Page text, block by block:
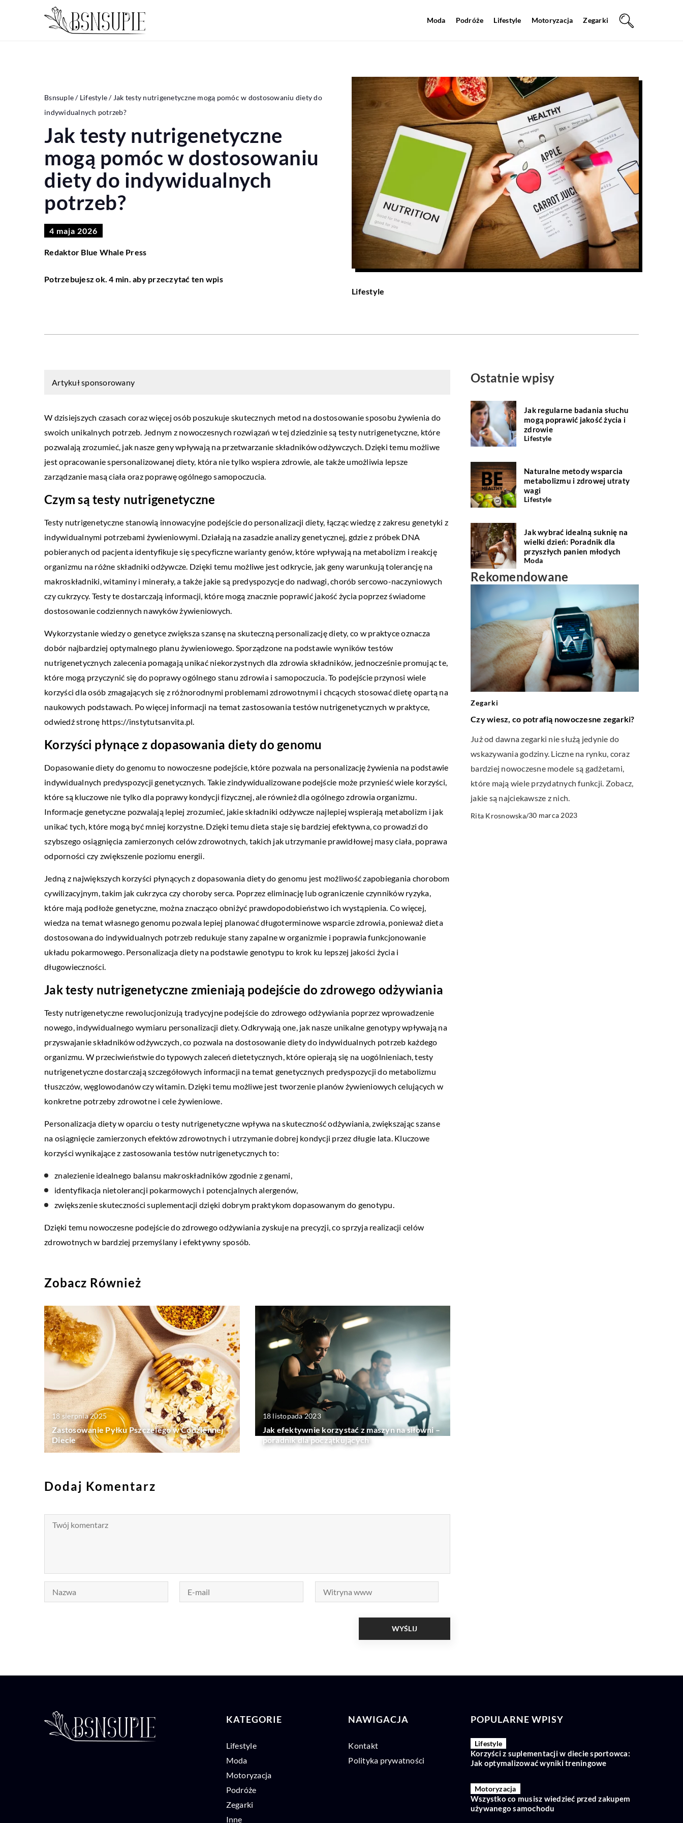
Moda Podróże Lifestyle Motoryzacja Zegarki
Bsnsuple/ Lifestyle/ Jak testy nutrigenetyczne mogą pomóc w dostosowaniu diety do
indywidualnych potrzeb?
Jak testy nutrigenetyczne
mogą pomóc w dostosowaniu
diety do indywidualnych
potrzeb?
4 maja 2026
Redaktor Blue Whale Press
Potrzebujesz ok. 4 min. aby przeczytać ten wpis
Lifestyle
Artykuł sponsorowany
W dzisiejszych czasach coraz więcej osób poszukuje skutecznych metod na dostosowanie sposobu żywienia do
swoich unikalnych potrzeb. Jednym z nowoczesnych rozwiązań w tej dziedzinie są testy nutrigenetyczne, które
pozwalają zrozumieć, jak nasze geny wpływają na przetwarzanie składników odżywczych. Dzięki temu możliwe
jest opracowanie spersonalizowanej diety, która nie tylko wspiera zdrowie, ale także umożliwia lepsze
zarządzanie masą ciała oraz poprawę ogólnego samopoczucia.
Czym są testy nutrigenetyczne
Testy nutrigenetyczne stanowią innowacyjne podejście do personalizacji diety, łącząc wiedzę z zakresu genetyki z
indywidualnymi potrzebami żywieniowymi. Działają na zasadzie analizy genetycznej, gdzie z próbek DNA
pobieranych od pacjenta identyfikuje się specyficzne warianty genów, które wpływają na metabolizm i reakcję
organizmu na różne składniki odżywcze. Dzięki temu możliwe jest odkrycie, jak geny warunkują tolerancję na
makroskładniki, witaminy i minerały, a także jakie są predyspozycje do nadwagi, chorób sercowo-naczyniowych
czy cukrzycy. Testy te dostarczają informacji, które mogą znacznie poprawić jakość życia poprzez świadome
dostosowanie codziennych nawyków żywieniowych.
Wykorzystanie wiedzy o genetyce zwiększa szansę na skuteczną personalizację diety, co w praktyce oznacza
dobór najbardziej optymalnego planu żywieniowego. Sporządzone na podstawie wyników testów
nutrigenetycznych zalecenia pomagają unikać niekorzystnych dla zdrowia składników, jednocześnie promując te,
które mogą przyczynić się do poprawy ogólnego stanu zdrowia i samopoczucia. To podejście przynosi wiele
korzyści dla osób zmagających się z różnorodnymi problemami zdrowotnymi i chcących stosować dietę opartą na
naukowych podstawach. Po więcej informacji na temat zastosowania testów nutrigenetycznych w praktyce,
odwiedź stronę https://instytutsanvita.pl.
Korzyści płynące z dopasowania diety do genomu
Dopasowanie diety do genomu to nowoczesne podejście, które pozwala na personalizację żywienia na podstawie
indywidualnych predyspozycji genetycznych. Takie zindywidualizowane podejście może przynieść wiele korzyści,
które są kluczowe nie tylko dla poprawy kondycji fizycznej, ale również dla ogólnego zdrowia organizmu.
Informacje genetyczne pozwalają lepiej zrozumieć, jakie składniki odżywcze najlepiej wspierają metabolizm i jak
unikać tych, które mogą być mniej korzystne. Dzięki temu dieta staje się bardziej efektywna, co prowadzi do
szybszego osiągnięcia zamierzonych celów zdrowotnych, takich jak utrzymanie prawidłowej masy ciała, poprawa
odporności czy zwiększenie poziomu energii.
Jedną z największych korzyści płynących z dopasowania diety do genomu jest możliwość zapobiegania chorobom
cywilizacyjnym, takim jak cukrzyca czy choroby serca. Poprzez eliminację lub ograniczenie czynników ryzyka,
które mają podłoże genetyczne, można znacząco obniżyć prawdopodobieństwo ich wystąpienia. Co więcej,
wiedza na temat własnego genomu pozwala lepiej planować długoterminowe wsparcie zdrowia, ponieważ dieta
dostosowana do indywidualnych potrzeb redukuje stany zapalne w organizmie i poprawia funkcjonowanie
układu pokarmowego. Personalizacja diety na podstawie genotypu to krok ku lepszej jakości życia i
długowieczności.
Jak testy nutrigenetyczne zmieniają podejście do zdrowego odżywiania
Testy nutrigenetyczne rewolucjonizują tradycyjne podejście do zdrowego odżywiania poprzez wprowadzenie
nowego, indywidualnego wymiaru personalizacji diety. Odkrywają one, jak nasze unikalne genotypy wpływają na
przyswajanie składników odżywczych, co pozwala na dostosowanie diety do indywidualnych potrzeb każdego
organizmu. W przeciwieństwie do typowych zaleceń dietetycznych, które opierają się na uogólnieniach, testy
nutrigenetyczne dostarczają szczegółowych informacji na temat genetycznych predyspozycji do metabolizmu
tłuszczów, węglowodanów czy witamin. Dzięki temu możliwe jest tworzenie planów żywieniowych celujących w
konkretne potrzeby zdrowotne i cele żywieniowe.
Personalizacja diety w oparciu o testy nutrigenetyczne wpływa na skuteczność odżywiania, zwiększając szanse
na osiągnięcie zamierzonych efektów zdrowotnych i utrzymanie dobrej kondycji przez długie lata. Kluczowe
korzyści wynikające z zastosowania testów nutrigenetycznych to:
znalezienie idealnego balansu makroskładników zgodnie z genami,
identyfikacja nietolerancji pokarmowych i potencjalnych alergenów,
zwiększenie skuteczności suplementacji dzięki dobrym praktykom dopasowanym do genotypu.
Dzięki temu nowoczesne podejście do zdrowego odżywiania zyskuje na precyzji, co sprzyja realizacji celów
zdrowotnych w bardziej przemyślany i efektywny sposób.
Zobacz Również
18 sierpnia 2025
Zastosowanie Pyłku Pszczelego w Codziennej
Diecie
18 listopada 2023
Jak efektywnie korzystać z maszyn na siłowni –
poradnik dla początkujących
Dodaj Komentarz
Ostatnie wpisy
Jak regularne badania słuchu
mogą poprawić jakość życia i
zdrowie
Lifestyle
Naturalne metody wsparcia
metabolizmu i zdrowej utraty
wagi
Lifestyle
Jak wybrać idealną suknię na
wielki dzień: Poradnik dla
przyszłych panien młodych
Moda
Rekomendowane
Zegarki
Czy wiesz, co potrafią nowoczesne zegarki?
Już od dawna zegarki nie służą jedynie do
wskazywania godziny. Liczne na rynku, coraz
bardziej nowoczesne modele są gadżetami,
które mają wiele przydatnych funkcji. Zobacz,
jakie są najciekawsze z nich.
Rita Krosnowska/30 marca 2023
KATEGORIE
Lifestyle
Moda
Motoryzacja
Podróże
Zegarki
Inne
NAWIGACJA
Kontakt
Polityka prywatności
POPULARNE WPISY
Lifestyle
Korzyści z suplementacji w diecie sportowca:
Jak optymalizować wyniki treningowe
Motoryzacja
Wszystko co musisz wiedzieć przed zakupem
używanego samochodu